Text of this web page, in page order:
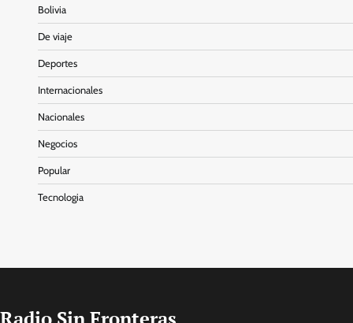
Bolivia
De viaje
Deportes
Internacionales
Nacionales
Negocios
Popular
Tecnologia